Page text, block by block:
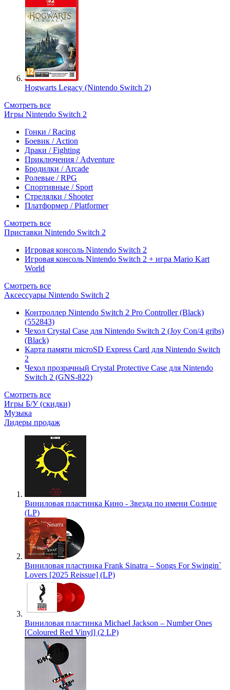
Hogwarts Legacy (Nintendo Switch 2)
Смотреть все
Игры Nintendo Switch 2
Гонки / Racing
Боевик / Action
Драки / Fighting
Приключения / Adventure
Бродилки / Arcade
Ролевые / RPG
Спортивные / Sport
Стрелялки / Shooter
Платформер / Platformer
Смотреть все
Приставки Nintendo Switch 2
Игровая консоль Nintendo Switch 2
Игровая консоль Nintendo Switch 2 + игра Mario Kart
World
Смотреть все
Аксессуары Nintendo Switch 2
Контроллер Nintendo Switch 2 Pro Controller (Black)
(552843)
Чехол Сrystal Сase для Nintendo Switch 2 (Joy Con/4 gribs)
(Black)
Карта памяти microSD Express Card для Nintendo Switch
2
Чехол прозрачный Crystal Protective Case для Nintendo
Switch 2 (GNS-822)
Смотреть все
Игры Б/У (скидки)
Музыка
Лидеры продаж
Виниловая пластинка Кино - Звезда по имени Солнце
(LP)
Виниловая пластинка Frank Sinatra – Songs For Swingin`
Lovers [2025 Reissue] (LP)
Виниловая пластинка Michael Jackson – Number Ones
[Coloured Red Vinyl] (2 LP)